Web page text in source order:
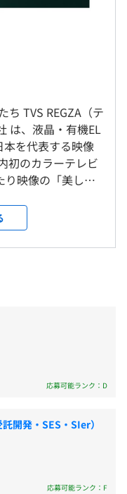
50,000円/月が支給
入・雇用保険・労災
者数
ち TVS REGZA（テ
は、液晶・有機EL
を代表する映像
初のカラーテレビ
り映像の「美し
サービスなど映
スを展開してい
しめる116インチ
手軽に高画質の映
ーを発表するな
ています。 ま
得られるリアルな
、機械学習・AI
体験に直結する
挑戦しています。
えています。年次
いやすい社風。
ー費用の補助など
び安心して成長
さも大きな魅力の
応募可能ランク：D
開発・SES・SIer）
応募可能ランク：F